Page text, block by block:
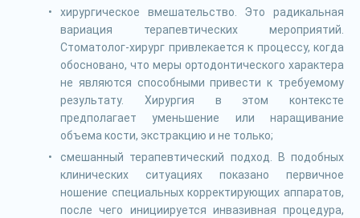
хирургическое вмешательство. Это радикальная
вариация терапевтических мероприятий.
Стоматолог-хирург привлекается к процессу, когда
обосновано, что меры ортодонтического характера
не являются способными привести к требуемому
результату. Хирургия в этом контексте
предполагает уменьшение или наращивание
объема кости, экстракцию и не только;
смешанный терапевтический подход. В подобных
клинических ситуациях показано первичное
ношение специальных корректирующих аппаратов,
после чего инициируется инвазивная процедура,